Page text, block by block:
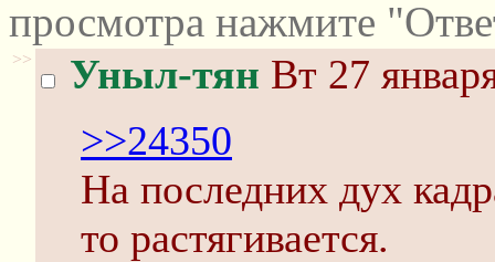
просмотра нажмите
>> Уныл-тян Вт 27
>>24350
На последних дух
то растягивается.